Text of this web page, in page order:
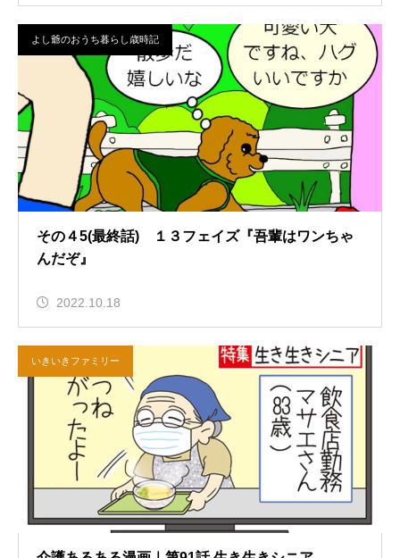
よし爺のおうち暮らし歳時記
その４5(最終話) １３フェイズ『吾輩はワンちゃ
んだぞ』
2022.10.18
いきいきファミリー